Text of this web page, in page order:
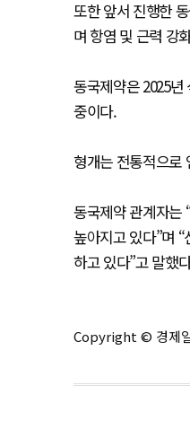
또한 앞서 진행한
며 항염 및 근력 강
동국제약은 2025년
중이다.
형개는 전통적으로
동국제약 관계자는
높아지고 있다”며
하고 있다”고 말했
Copyright © 경제일